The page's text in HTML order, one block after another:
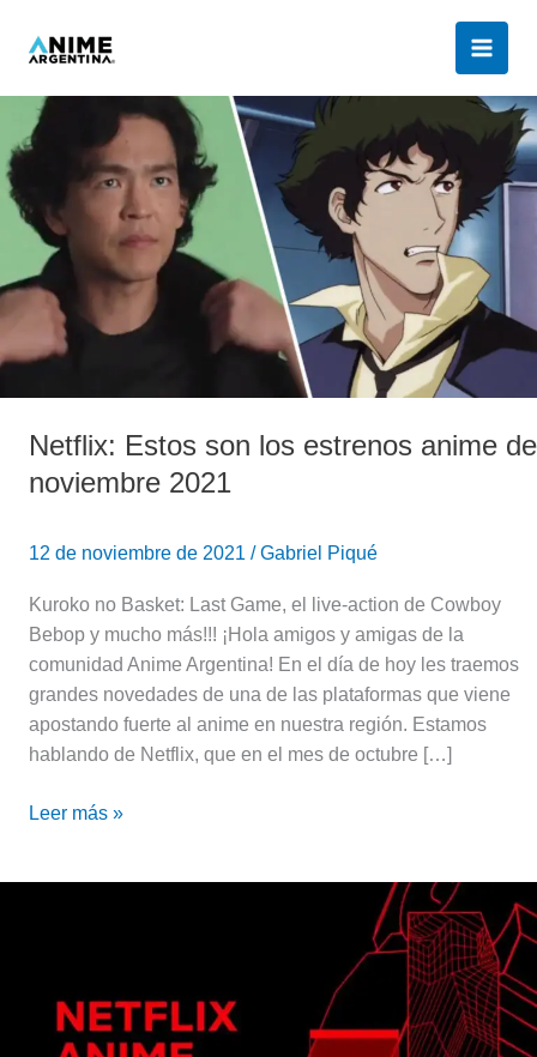
Netflix: Estos son los estrenos anime de
noviembre 2021
12 de noviembre de 2021 /Gabriel Piqué
Kuroko no Basket: Last Game, el live-action de Cowboy
Bebop y mucho más!!! ¡Hola amigos y amigas de la
comunidad Anime Argentina! En el día de hoy les traemos
grandes novedades de una de las plataformas que viene
apostando fuerte al anime en nuestra región. Estamos
hablando de Netflix, que en el mes de octubre […]
Netflix:
Estos
estrenos
anime
de
noviembre
2021
Leer más »
estrenos
anime